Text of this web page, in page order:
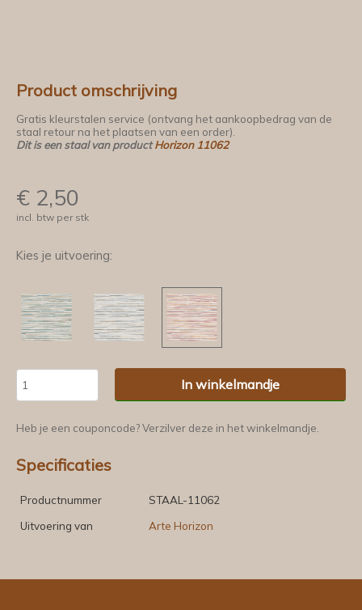
Product omschrijving
Gratis kleurstalen service (ontvang het aankoopbedrag van de
staal retour na het plaatsen van een order).
Dit is een staal van productHorizon 11062
€ 2,50
incl. btw per stk
Kies je uitvoering:
In winkelmandje
Heb je een couponcode? Verzilver deze in het winkelmandje.
Specificaties
Productnummer
STAAL-11062
Uitvoering van
Arte Horizon